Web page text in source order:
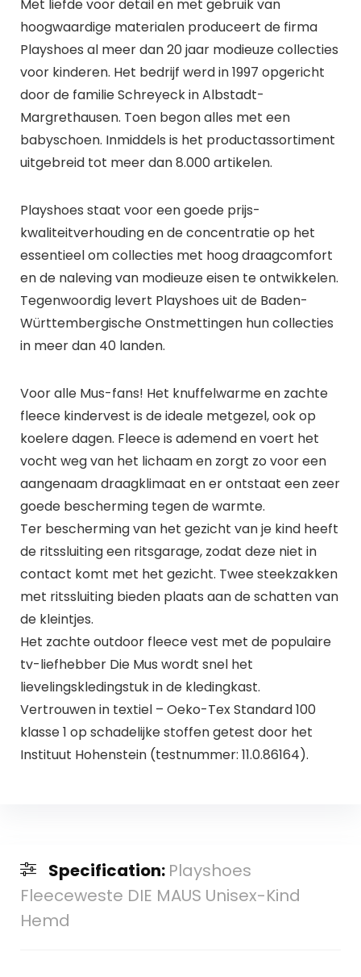
Met liefde voor detail en met gebruik van
hoogwaardige materialen produceert de firma
Playshoes al meer dan 20 jaar modieuze collecties
voor kinderen. Het bedrijf werd in 1997 opgericht
door de familie Schreyeck in Albstadt-
Margrethausen. Toen begon alles met een
babyschoen. Inmiddels is het productassortiment
uitgebreid tot meer dan 8.000 artikelen.
Playshoes staat voor een goede prijs-
kwaliteitverhouding en de concentratie op het
essentieel om collecties met hoog draagcomfort
en de naleving van modieuze eisen te ontwikkelen.
Tegenwoordig levert Playshoes uit de Baden-
Württembergische Onstmettingen hun collecties
in meer dan 40 landen.
Voor alle Mus-fans! Het knuffelwarme en zachte
fleece kindervest is de ideale metgezel, ook op
koelere dagen. Fleece is ademend en voert het
vocht weg van het lichaam en zorgt zo voor een
aangenaam draagklimaat en er ontstaat een zeer
goede bescherming tegen de warmte.
Ter bescherming van het gezicht van je kind heeft
de ritssluiting een ritsgarage, zodat deze niet in
contact komt met het gezicht. Twee steekzakken
met ritssluiting bieden plaats aan de schatten van
de kleintjes.
Het zachte outdoor fleece vest met de populaire
tv-liefhebber Die Mus wordt snel het
lievelingskledingstuk in de kledingkast.
Vertrouwen in textiel – Oeko-Tex Standard 100
klasse 1 op schadelijke stoffen getest door het
Instituut Hohenstein (testnummer: 11.0.86164).
Specification: Playshoes
Fleeceweste DIE MAUS Unisex-Kind
Hemd